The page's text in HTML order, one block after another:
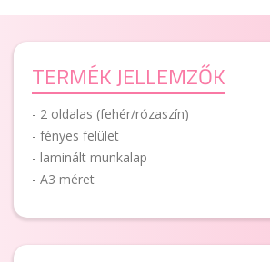
TERMÉK JELLEMZŐK
- 2 oldalas (fehér/rózaszín)
- fényes felület
- laminált munkalap
- A3 méret